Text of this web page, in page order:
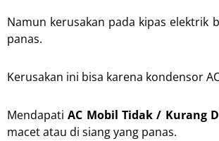
Namun kerusakan pada kipas elektrik
panas.
Kerusakan ini bisa karena kondensor
MendapatiAC Mobil Tidak / Kurang
macet atau di siang yang panas.